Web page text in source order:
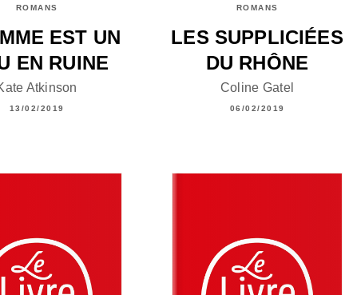
ROMANS
EST UN
EN RUINE
Atkinson
13/02/2019
ROMANS
LES SUPPLICIÉES
DU RHÔNE
Coline Gatel
06/02/2019